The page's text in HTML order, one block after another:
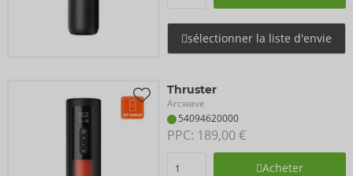
sélectionner la liste d'envie
Thruster
Arcwave
54094620000
PPC: 189,00 €
Acheter